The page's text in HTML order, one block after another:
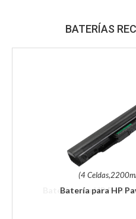
BATERÍAS
(4
Batería para HP